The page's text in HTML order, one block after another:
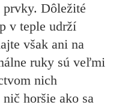
prvky. Dôležité
v teple udrží
však ani na
ruky sú veľmi
nich
horšie ako sa